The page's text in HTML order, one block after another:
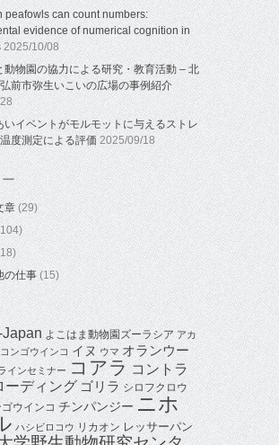
peafowls can count numbers:
evidence of numerical cognition in
2025/10/08
動物園の協力による研究・教育活動 – 北
前市弥生いこいの広場の事例紹介
いイベントがモルモットに与えるストレ
度測定による評価 2025/09/18
章(29)
の仕事(15)
よこはま動物園ズーラシア アカ
ンゴウインコ イヌ ウマ オランウー
インセミナー コアラコントラ
ーディング ゴリラ シロフクロウ
ウインコ チンパンジーニホ
ハシビロコウ リカオン レッサーパン